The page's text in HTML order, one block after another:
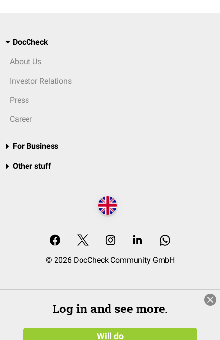
DocCheck
About Us
Investor Relations
Press
Career
For Business
Other stuff
© 2026 DocCheck Community GmbH
Log in and see more.
Will do